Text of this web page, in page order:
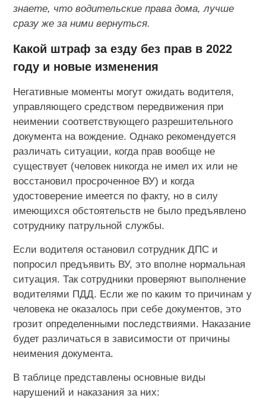
знаете, что водительские права дома, лучше
сразу же за ними вернуться.
Какой штраф за езду без прав в 2022
году и новые изменения
Негативные моменты могут ожидать водителя,
управляющего средством передвижения при
неимении соответствующего разрешительного
документа на вождение. Однако рекомендуется
различать ситуации, когда прав вообще не
существует (человек никогда не имел их или не
восстановил просроченное ВУ) и когда
удостоверение имеется по факту, но в силу
имеющихся обстоятельств не было предъявлено
сотруднику патрульной службы.
Если водителя остановил сотрудник ДПС и
попросил предъявить ВУ, это вполне нормальная
ситуация. Так сотрудники проверяют выполнение
водителями ПДД. Если же по каким то причинам у
человека не оказалось при себе документов, это
грозит определенными последствиями. Наказание
будет различаться в зависимости от причины
неимения документа.
В таблице представлены основные виды
нарушений и наказания за них: